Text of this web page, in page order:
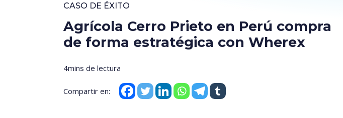
CASO DE ÉXITO
Agrícola Cerro Prieto en Perú compra
de forma estratégica con Wherex
4mins de lectura
Compartir en: